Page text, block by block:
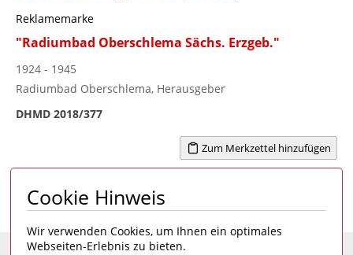
Reklamemarke
"Radiumbad Oberschlema Sächs. Erzgeb."
1924 - 1945
Radiumbad Oberschlema, Herausgeber
DHMD 2018/377
Zum Merkzettel hinzufügen
Seite 1 von 1 1
Cookie Hinweis
Wir verwenden Cookies, um Ihnen ein optimales
Webseiten-Erlebnis zu bieten.